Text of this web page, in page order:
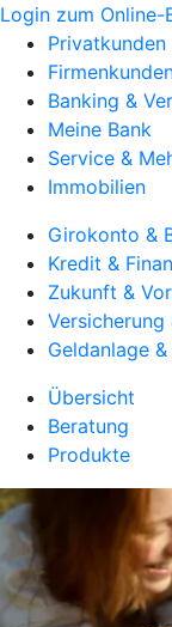
Login zum Online-
Privatkunden
Banking &
Meine Bank
Service &
Immobilien
Girokonto &
Kredit &
Zukunft &
Versicherung
Geldanlage
Übersicht
Beratung
Produkte